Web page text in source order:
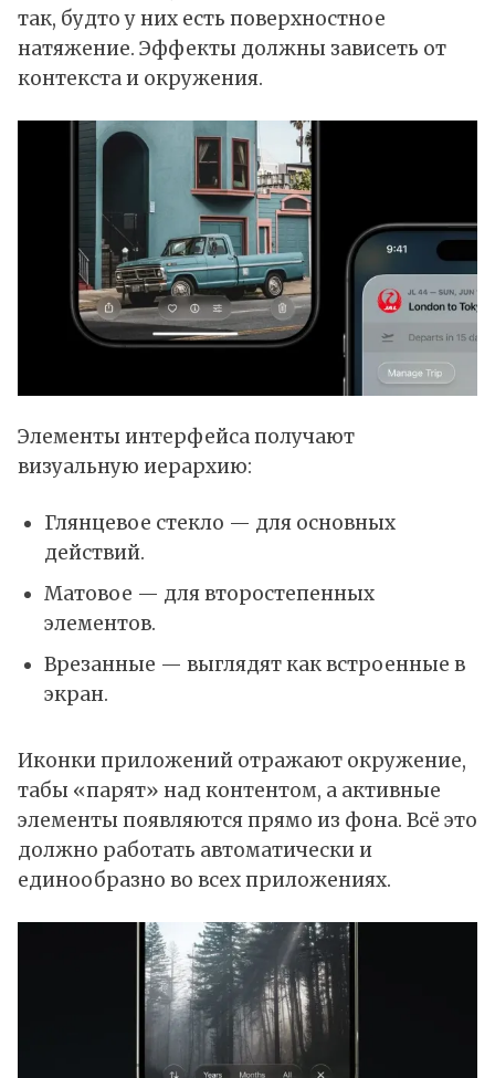
так, будто у них есть поверхностное
натяжение. Эффекты должны зависеть от
контекста и окружения.
Элементы интерфейса получают
визуальную иерархию:
Глянцевое стекло — для основных
действий.
Матовое — для второстепенных
элементов.
Врезанные — выглядят как встроенные в
экран.
Иконки приложений отражают окружение,
табы «парят» над контентом, а активные
элементы появляются прямо из фона. Всё это
должно работать автоматически и
единообразно во всех приложениях.